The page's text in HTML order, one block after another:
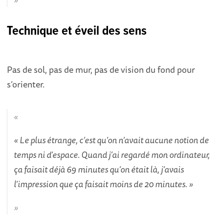
Technique et éveil des sens
Pas de sol, pas de mur, pas de vision du fond pour
s’orienter.
« Le plus étrange, c’est qu’on n’avait aucune notion de
temps ni d’espace. Quand j’ai regardé mon ordinateur,
ça faisait déjà 69 minutes qu’on était là, j’avais
l’impression que ça faisait moins de 20 minutes. »